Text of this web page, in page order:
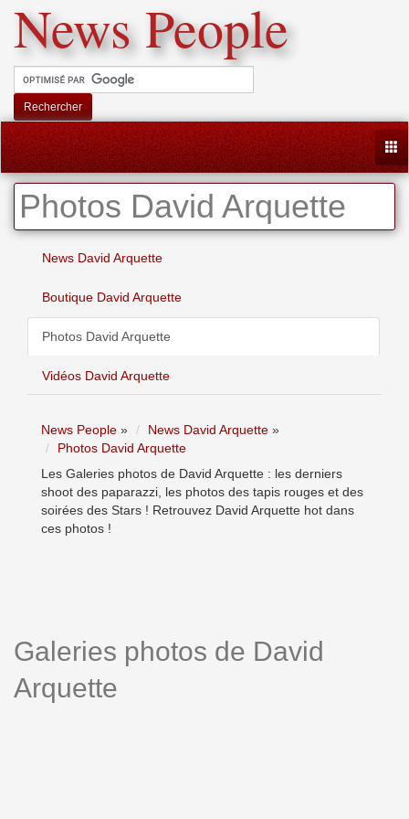
News People
Rechercher
Photos David Arquette
News David Arquette
Boutique David Arquette
Photos David Arquette
Vidéos David Arquette
News People » News David Arquette »
Photos David Arquette
Les Galeries photos de David Arquette : les derniers
shoot des paparazzi, les photos des tapis rouges et des
soirées des Stars ! Retrouvez David Arquette hot dans
ces photos !
Galeries photos de David
Arquette